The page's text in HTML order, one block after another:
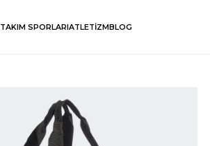
TAKIM SPORLARIATLETİZMBLOG